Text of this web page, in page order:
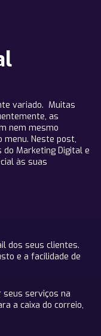
variado. Muitas
as
nem mesmo
menu. Neste post,
Marketing Digital e
às suas
dos seus clientes.
e a facilidade de
serviços na
a caixa do correio,